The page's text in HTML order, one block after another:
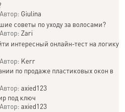
Giulina
советы по уходу за волосами?
Zari
интересный онлайн-тест на логику
Kerr
по продаже пластиковых окон в
axied123
под ключ
axied123